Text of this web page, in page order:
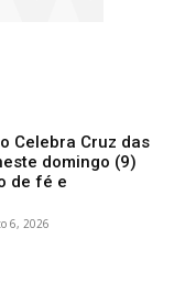
Celebra Cruz das
domingo (9)
de fé e
6, 2026